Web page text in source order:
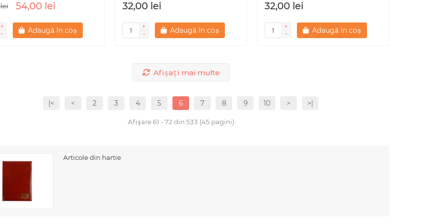
54,00 lei
Adaugă în coș
32,00 lei
Adaugă în coș
32,00 lei
Adaugă în coș
Afișați mai multe
|< < 2 3 4 5 6 7 8 9 10 > >|
Afişare 61 - 72 din 533 (45 pagini)
Articole din hartie